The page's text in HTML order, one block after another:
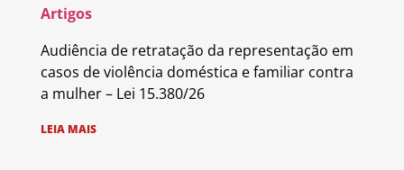
Artigos
Audiência de retratação da representação em
casos de violência doméstica e familiar contra
a mulher – Lei 15.380/26
LEIA MAIS